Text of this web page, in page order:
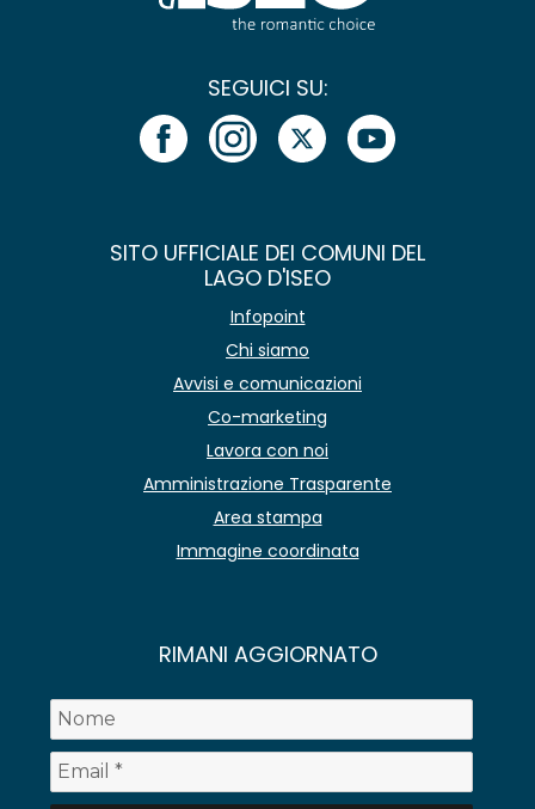
SEGUICI SU:
SITO UFFICIALE DEI COMUNI DEL
LAGO D'ISEO
Infopoint
Chi siamo
Avvisi e comunicazioni
Co-marketing
Lavora con noi
Amministrazione Trasparente
Area stampa
Immagine coordinata
RIMANI AGGIORNATO